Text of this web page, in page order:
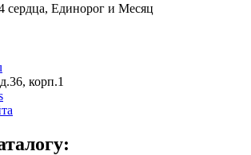
сердца, Единорог и Месяц
корп.1